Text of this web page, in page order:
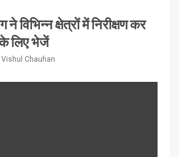
ने विभिन्न क्षेत्रों में निरीक्षण कर
लिए भेजें
Vishul Chauhan